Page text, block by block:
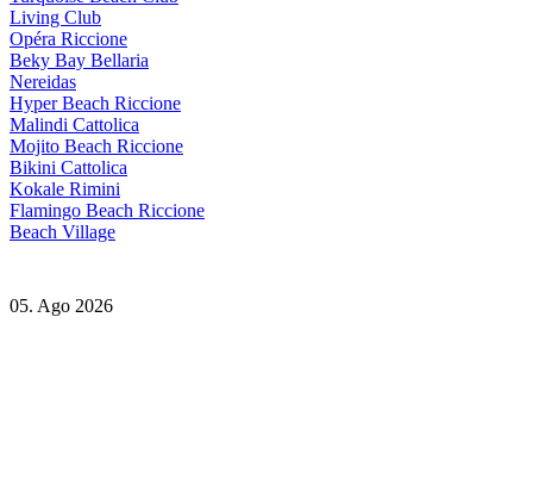
Living Club
Opéra Riccione
Beky Bay Bellaria
Nereidas
Hyper Beach Riccione
Malindi Cattolica
Mojito Beach Riccione
Bikini Cattolica
Kokale Rimini
Flamingo Beach Riccione
Beach Village
05. Ago 2026